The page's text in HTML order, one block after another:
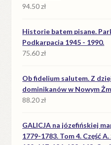
94.50zł
Historie batem pisane.
Podkarpacia 1945 - 1990.
75.60zł
Ob fidelium salutem. Z
dominikanów w Nowym
88.20zł
GALICJA na józefińskiej
1779-1783. Tom 4. Część